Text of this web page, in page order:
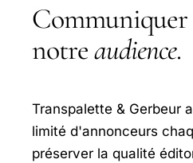
Communiquer
notreaudience.
Transpalette & Gerbeur
limité d'annonceurs
préserver la qualité